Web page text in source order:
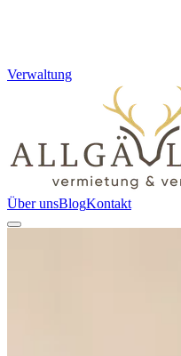
Verwaltung
Über unsBlogKontakt